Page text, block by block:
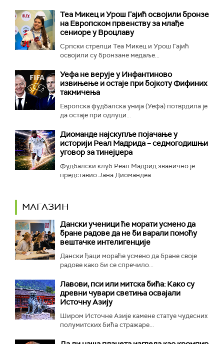
Теа Микец и Урош Гајић освојили бронзе
на Европском првенству за млађе
сениоре у Вроцлаву
Српски стрелци Теа Микец и Урош Гајић
освојили су бронзане медаље...
Уефа не верује у Инфантиново
извињење и остаје при бојкоту Фифиних
такмичења
Европска фудбалска унија (Уефа) потврдила је
да остаје при одлуци...
Диоманде најскупље појачање у
историји Реал Мадрида – седмогодишњи
уговор за тинејџера
Фудбалски клуб Реал Мадрид званично је
представио Јана Диомандеа...
МАГАЗИН
Дански ученици ће морати усмено да
бране радове да не би варали помоћу
вештачке интелигенције
Дански ђаци мораће усмено да бране своје
радове како би се спречило...
Лавови, пси или митска бића: Како су
древни чувари светиња освајали
Источну Азију
Широм Источне Азије камене статуе чудесних
полумитских бића стражаре...